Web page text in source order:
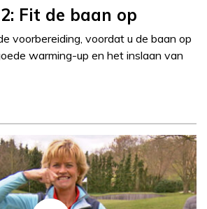
Fit de baan op
voorbereiding, voordat u de baan op
warming-up en het inslaan van